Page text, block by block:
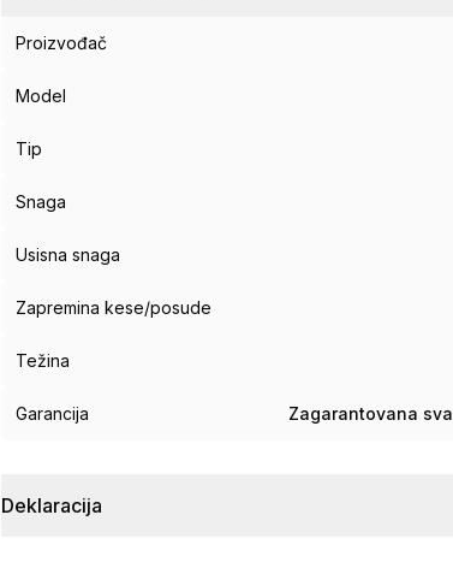
Proizvođač
Model
Tip
Snaga
Usisna snaga
Zapremina kese/posude
Težina
Garancija Zagarantovana
Deklaracija